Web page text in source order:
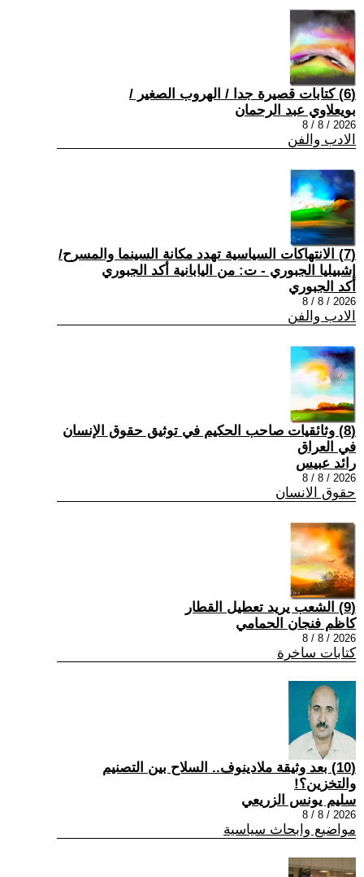
(6) كتابات قصيرة جدا / الهروب الصغير /
بويعلاوي عبد الرحمان
2026 / 8 / 8
الادب والفن
(7) الانتهاكات السياسية تهدد مكانة السينما والمسرح/
إشبيليا الجبوري - ت: من اليابانية أكد الجبوري
أكد الجبوري
2026 / 8 / 8
الادب والفن
(8) وثائقيات صاحب الحكيم في توثيق حقوق الإنسان
في العراق
رائد عبيس
2026 / 8 / 8
حقوق الانسان
(9) الشعب يريد تعطيل القطار
كاظم فنجان الحمامي
2026 / 8 / 8
كتابات ساخرة
(10) بعد وثيقة ملادينوف.. السلاح بين التصنيم
والتخزين؟!
سليم يونس الزريعي
2026 / 8 / 8
مواضيع وابحاث سياسية